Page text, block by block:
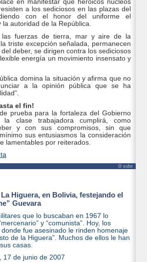
en manifestar que heroicos núcleos
a los sediciosos en las plazas del
con el honor del uniforme el
la autoridad de la República.
las fuerzas de tierra, mar y aire de la
triste excepción señalada, permanecen
deber, se dirigen contra los sediciosos
energía un movimiento insensato y
domina la situación y afirma que no
a la opinión pública que se ha
el fin!
prueba para la fortaleza del Gobierno
clase trabajadora cumplirá, como
y con sus compromisos, sin que
sus entusiasmos la consideración
lamentables por reiterados.
Θ subir
Higuera, en Bolivia, festejando el
Guevara
que lo buscaban en 1967 lo
y “comunista”. Hoy, los
fue asesinado le rinden homenaje
de la Higuera”. Muchos de ellos le han
casas.
, 17 de junio de 2007